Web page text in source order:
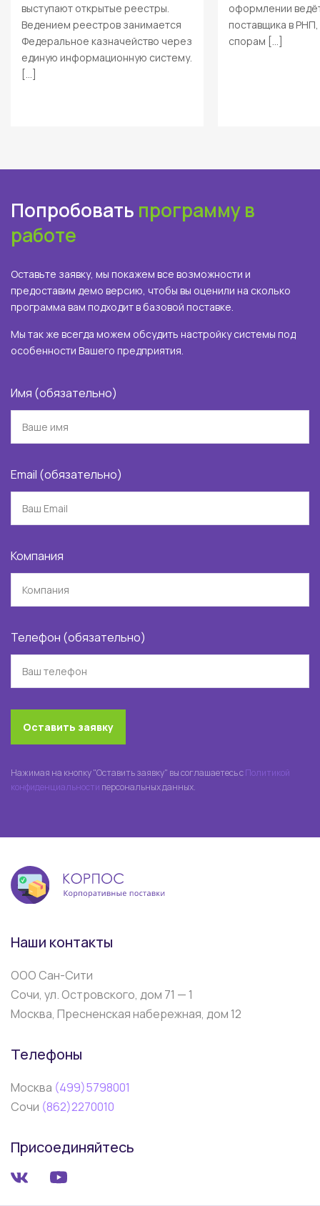
выступают открытые реестры.
Ведением реестров занимается
Федеральное казначейство через
единую информационную систему.
[…]
оформлении
поставщика в
спорам […]
Попробовать программу в
работе
Оставьте заявку, мы покажем все возможности и
предоставим демо версию, чтобы вы оценили на сколько
программа вам подходит в базовой поставке.
Мы так же всегда можем обсудить настройку системы под
особенности Вашего предприятия.
Имя (обязательно)
Email (обязательно)
Компания
Телефон (обязательно)
Оставить заявку
Нажимая на кнопку "Оставить заявку" вы соглашаетесь сПолитикой
конфиденциальности персональных данных.
Наши контакты
ООО Сан-Сити
Сочи, ул. Островского, дом 71 — 1
Москва, Пресненская набережная, дом 12
Телефоны
Москва (499)5798001
Сочи (862)2270010
Присоединяйтесь